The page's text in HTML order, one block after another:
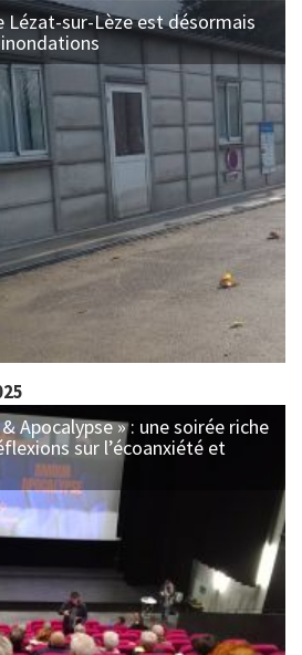
Lézat-sur-Lèze est désormais
Apocalypse » : une soirée riche
sur l’écoanxiété et